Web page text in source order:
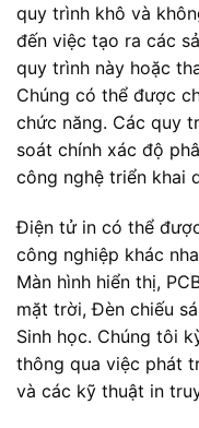
quy trình khô và
đến việc tạo ra các
quy trình này hoặc
Chúng có thể được
chức năng. Các quy
soát chính xác độ
công nghệ triển khai
Điện tử in có thể
công nghiệp khác
Màn hình hiển thị,
mặt trời, Đèn chiếu
Sinh học. Chúng tôi
thông qua việc phát
và các kỹ thuật in